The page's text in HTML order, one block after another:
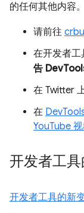
的任何其他内容。
请前往
在开发者工
告
在 Twitter
在
YouTube
开发者工
开发者工具的新